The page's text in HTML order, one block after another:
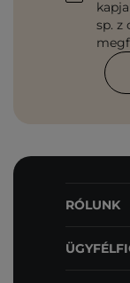
sp. z
RÓLUNK